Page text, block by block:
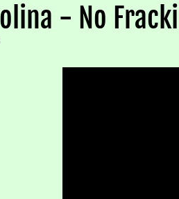
- No